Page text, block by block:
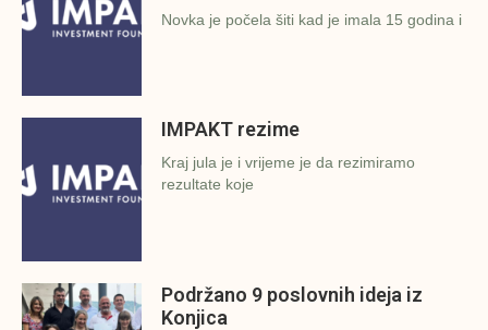
Novka je počela šiti kad je imala 15 godina i
IMPAKT rezime
Kraj jula je i vrijeme je da rezimiramo
rezultate koje
Podržano 9 poslovnih ideja iz
Konjica